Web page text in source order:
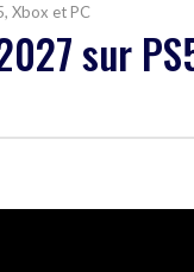
Xbox et PC
sur